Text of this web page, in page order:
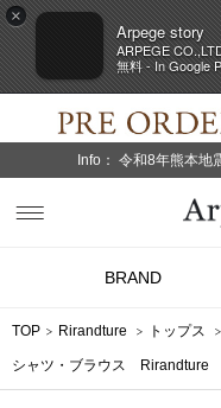
×
Arpege story
ARPEGE
無料 - In Google
Info： 令和8年熊本地
BRAND
TOP Rirandture トップス
シャツ・ブラウス Rirandture